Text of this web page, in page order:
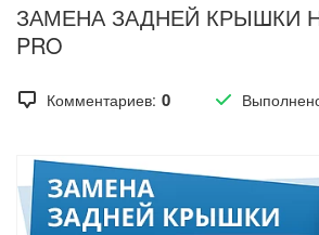
ЗАМЕНА ЗАДНЕЙ КРЫШКИ
PRO
Комментариев: 0